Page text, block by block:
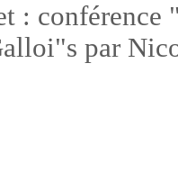
: conférence
par